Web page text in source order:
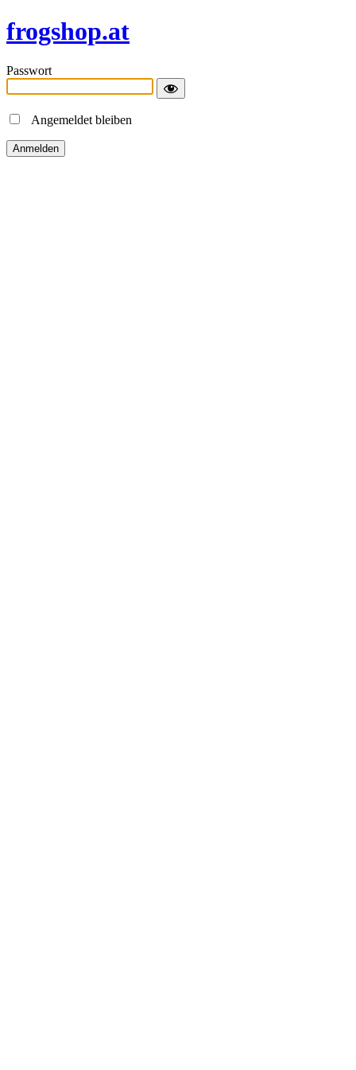
frogshop.at
Passwort
Angemeldet bleiben